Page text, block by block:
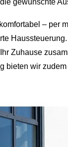
– per
Zuhause
bieten wir